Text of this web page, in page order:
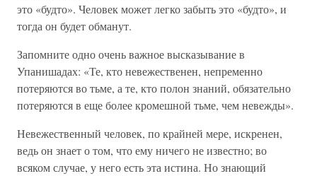
это «будто». Человек может легко забыть это «будто», и
тогда он будет обманут.
Запомните одно очень важное высказывание в
Упанишадах: «Те, кто невежественен, непременно
потеряются во тьме, а те, кто полон знаний, обязательно
потеряются в еще более кромешной тьме, чем невежды».
Невежественный человек, по крайней мере, искренен,
ведь он знает о том, что ему ничего не известно; во
всяком случае, у него есть эта истина. Но знающий